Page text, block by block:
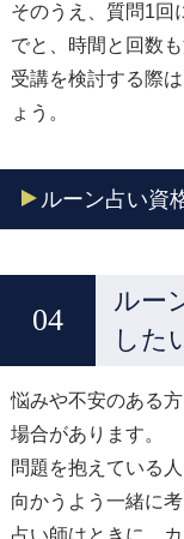
そのうえ、質問1回
でと、時間と回数
受講を検討する際
ょう。
ルーン占い資
ルー
した
悩みや不安のある
場合があります。
問題を抱えている
向かうよう一緒に